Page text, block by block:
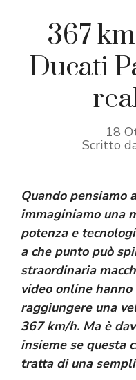
367
Ducati
18
Scritto
Quando pensiamo
immaginiamo una
potenza e
a che punto può
straordinaria
video online
raggiungere una
367 km/h. Ma è
insieme se questa
tratta di una